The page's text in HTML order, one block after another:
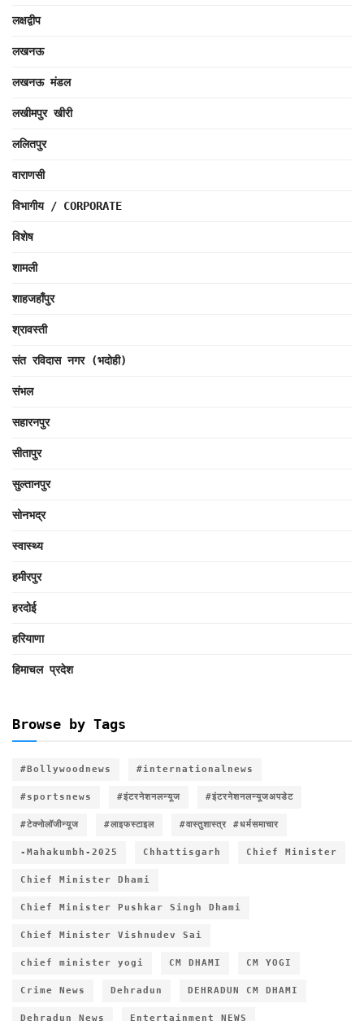
लक्षद्वीप
लखनऊ
लखनऊ मंडल
लखीमपुर खीरी
ललितपुर
वाराणसी
विभागीय / CORPORATE
विशेष
शामली
शाहजहाँपुर
श्रावस्ती
संत रविदास नगर (भदोही)
संभल
सहारनपुर
सीतापुर
सुल्तानपुर
सोनभद्र
स्वास्थ्य
हमीरपुर
हरदोई
हरियाणा
हिमाचल प्रदेश
Browse by Tags
#Bollywoodnews #internationalnews
#sportsnews #इंटरनेशनलन्यूज #इंटरनेशनलन्यूजअपडेट
#टेक्नोलॉजीन्यूज #लाइफस्टाइल #वास्तुशास्त्र #धर्मसमाचार
-Mahakumbh-2025 Chhattisgarh Chief Minister
Chief Minister Dhami
Chief Minister Pushkar Singh Dhami
Chief Minister Vishnudev Sai
chief minister yogi CM DHAMI CM YOGI
Crime News Dehradun DEHRADUN CM DHAMI
Dehradun News Entertainment NEWS